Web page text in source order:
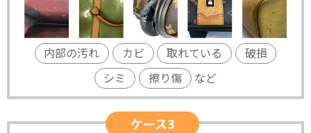
内部の汚れ カビ 取れている
破損
シミ
擦り傷 など
ケース3